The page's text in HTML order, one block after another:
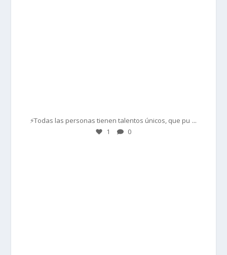
⚡Todas las personas tienen talentos únicos, que pu ...
1 0